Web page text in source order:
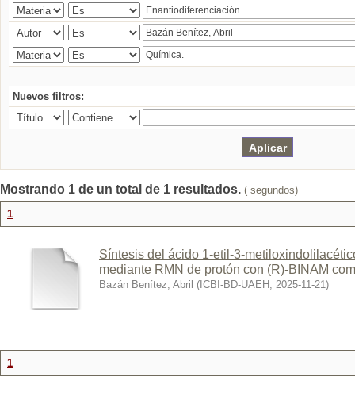
Nuevos filtros:
Mostrando 1 de un total de 1 resultados. ( segundos)
1
Síntesis del ácido 1-etil-3-
mediante RMN de protón con (R)-BINAM
Bazán Benítez, Abril ( ICBI-BD-UAEH , 2025-11-21)
1